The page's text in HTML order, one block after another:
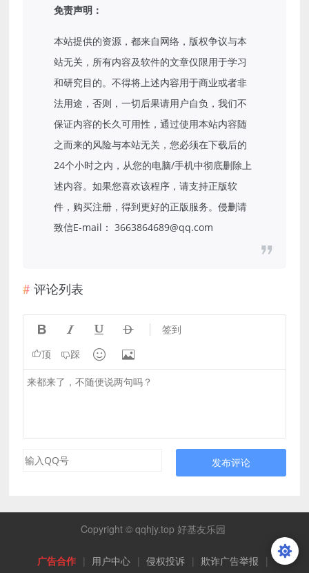
免责声明：
本站提供的资源，都来自网络，版权争议与本
站无关，所有内容及软件的文章仅限用于学习
和研究目的。不得将上述内容用于商业或者非
法用途，否则，一切后果请用户自负，我们不
保证内容的长久可用性，通过使用本站内容随
之而来的风险与本站无关，您必须在下载后的
24个小时之内，从您的电脑/手机中彻底删除上
述内容。如果您喜欢该程序，请支持正版软
件，购买注册，得到更好的正版服务。侵删请
致信E-mail： 3663864689@qq.com
评论列表
    签到
顶 踩  
发布评论
Copyright © qqhjy.top 好基友乐园
广告合作 | 用户中心 | 侵权投诉 | 欺诈广告举报 |